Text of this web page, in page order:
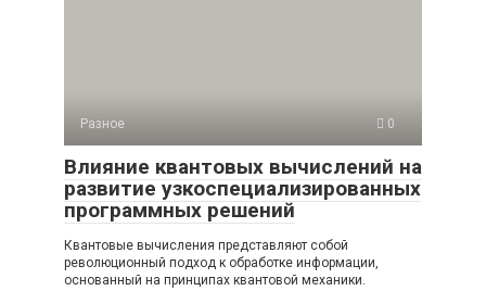
Разное 0
Влияние квантовых вычислений на
развитие узкоспециализированных
программных решений
Квантовые вычисления представляют собой
революционный подход к обработке информации,
основанный на принципах квантовой механики.